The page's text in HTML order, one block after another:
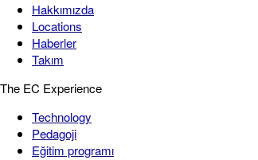
Hakkımızda
Locations
Haberler
Takım
The EC Experience
Technology
Pedagoji
Eğitim programı